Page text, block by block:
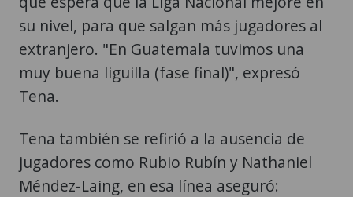
su nivel, para que salgan más jugadores al
extranjero. "En Guatemala tuvimos una
muy buena liguilla (fase final)", expresó
Tena.
Tena también se refirió a la ausencia de
jugadores como Rubio Rubín y Nathaniel
Méndez-Laing, en esa línea aseguró: